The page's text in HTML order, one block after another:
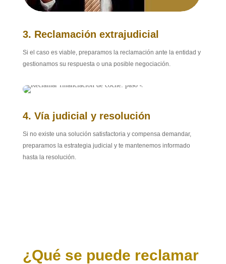
3. Reclamación extrajudicial
Si el caso es viable, preparamos la reclamación ante la entidad y
gestionamos su respuesta o una posible negociación.
4. Vía judicial y resolución
Si no existe una solución satisfactoria y compensa demandar,
preparamos la estrategia judicial y te mantenemos informado
hasta la resolución.
¿Qué se puede reclamar